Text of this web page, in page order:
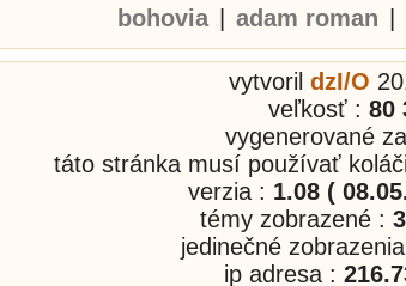
bohovia
adam roman
vytvoril dzI/O
veľkosť : 80
vygenerované
táto stránka musí používať
verzia : 1.08 (
témy zobrazené :
jedinečné
ip adresa :